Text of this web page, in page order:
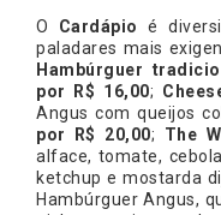
O Cardápio
é
paladares mais
Hambúrguer
por R$ 16,00;
Angus com queijos
por R$ 20,00; The
alface, tomate,
ketchup e mostarda
Hambúrguer Angus,